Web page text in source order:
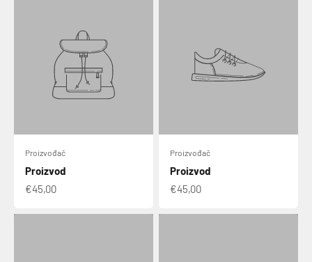
Proizvođač
Proizvod
€45,00
Proizvođač
Proizvod
€45,00